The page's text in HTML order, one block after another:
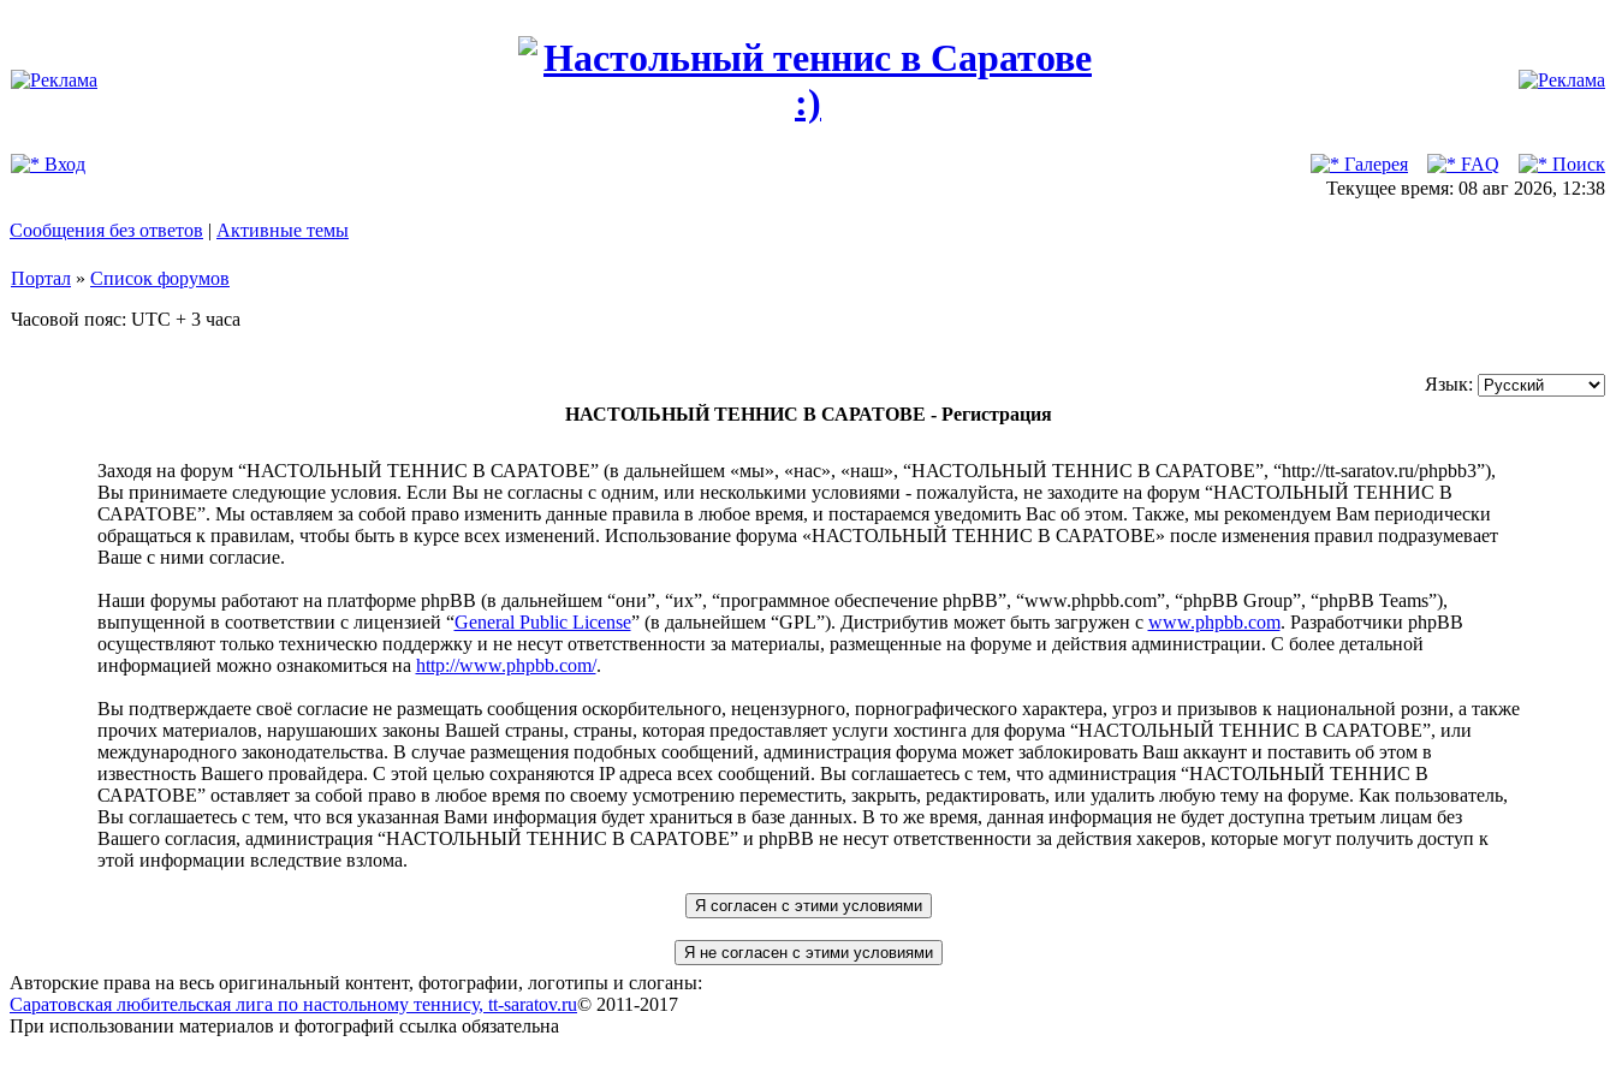
Вход Галерея FAQ
Поиск
Текущее время: 08 авг 2026, 12:38
Сообщения без ответов | Активные темы
Портал » Список форумов
Часовой пояс: UTC + 3 часа
Язык:
НАСТОЛЬНЫЙ ТЕННИС В САРАТОВЕ - Регистрация
Заходя на форум “НАСТОЛЬНЫЙ ТЕННИС В САРАТОВЕ” (в дальнейшем «мы», «нас», «наш», “НАСТОЛЬНЫЙ ТЕННИС В САРАТОВЕ”, “http://tt-saratov.ru/phpbb3”),
Вы принимаете следующие условия. Если Вы не согласны с одним, или несколькими условиями - пожалуйста, не заходите на форум “НАСТОЛЬНЫЙ ТЕННИС В
САРАТОВЕ”. Мы оставляем за собой право изменить данные правила в любое время, и постараемся уведомить Вас об этом. Также, мы рекомендуем Вам периодически
обращаться к правилам, чтобы быть в курсе всех изменений. Использование форума «НАСТОЛЬНЫЙ ТЕННИС В САРАТОВЕ» после изменения правил подразумевает
Ваше с ними согласие.
Наши форумы работают на платформе phpBB (в дальнейшем “они”, “их”, “программное обеспечение phpBB”, “www.phpbb.com”, “phpBB Group”, “phpBB Teams”),
выпущенной в соответствии с лицензией “General Public License” (в дальнейшем “GPL”). Дистрибутив может быть загружен с www.phpbb.com. Разработчики phpBB
осуществляют только техническю поддержку и не несут ответственности за материалы, размещенные на форуме и действия администрации. С более детальной
информацией можно ознакомиться на http://www.phpbb.com/.
Вы подтверждаете своё согласие не размещать сообщения оскорбительного, нецензурного, порнографического характера, угроз и призывов к национальной розни, а также
прочих материалов, нарушаюших законы Вашей страны, страны, которая предоставляет услуги хостинга для форума “НАСТОЛЬНЫЙ ТЕННИС В САРАТОВЕ”, или
международного законодательства. В случае размещения подобных сообщений, администрация форума может заблокировать Ваш аккаунт и поставить об этом в
известность Вашего провайдера. С этой целью сохраняются IP адреса всех сообщений. Вы соглашаетесь с тем, что администрация “НАСТОЛЬНЫЙ ТЕННИС В
САРАТОВЕ” оставляет за собой право в любое время по своему усмотрению переместить, закрыть, редактировать, или удалить любую тему на форуме. Как пользователь,
Вы соглашаетесь с тем, что вся указанная Вами информация будет храниться в базе данных. В то же время, данная информация не будет доступна третьим лицам без
Вашего согласия, администрация “НАСТОЛЬНЫЙ ТЕННИС В САРАТОВЕ” и phpBB не несут ответственности за действия хакеров, которые могут получить доступ к
этой информации вследствие взлома.
Авторские права на весь оригинальный контент, фотографии, логотипы и слоганы:
Саратовская любительская лига по настольному теннису, tt-saratov.ru© 2011-2017
При использовании материалов и фотографий ссылка обязательна